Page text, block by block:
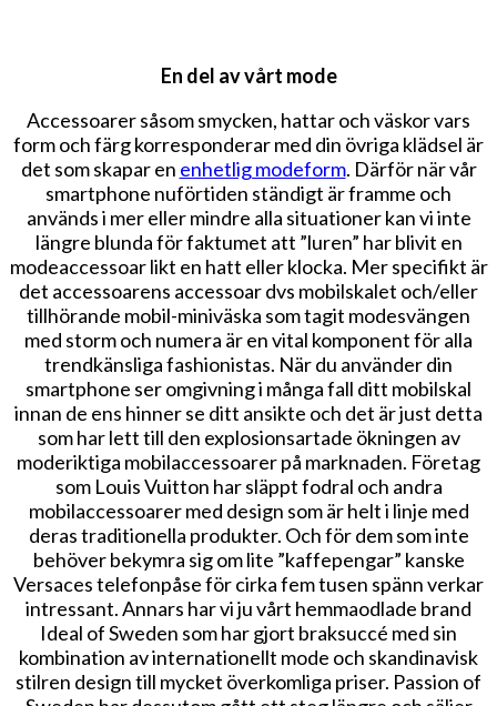
En del av vårt mode
Accessoarer såsom smycken, hattar och väskor vars
form och färg korresponderar med din övriga klädsel är
det som skapar en enhetlig modeform. Därför när vår
smartphone nuförtiden ständigt är framme och
används i mer eller mindre alla situationer kan vi inte
längre blunda för faktumet att ”luren” har blivit en
modeaccessoar likt en hatt eller klocka. Mer specifikt är
det accessoarens accessoar dvs mobilskalet och/eller
tillhörande mobil-miniväska som tagit modesvängen
med storm och numera är en vital komponent för alla
trendkänsliga fashionistas. När du använder din
smartphone ser omgivning i många fall ditt mobilskal
innan de ens hinner se ditt ansikte och det är just detta
som har lett till den explosionsartade ökningen av
moderiktiga mobilaccessoarer på marknaden. Företag
som Louis Vuitton har släppt fodral och andra
mobilaccessoarer med design som är helt i linje med
deras traditionella produkter. Och för dem som inte
behöver bekymra sig om lite ”kaffepengar” kanske
Versaces telefonpåse för cirka fem tusen spänn verkar
intressant. Annars har vi ju vårt hemmaodlade brand
Ideal of Sweden som har gjort braksuccé med sin
kombination av internationellt mode och skandinavisk
stilren design till mycket överkomliga priser. Passion of